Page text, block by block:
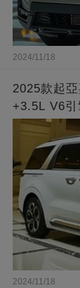
2024/11/18
2025款起
+3.5L V6引
2024/11/18